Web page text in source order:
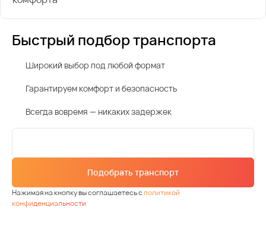
Быстрый подбор транспорта
Широкий выбор под любой формат
Гарантируем комфорт и безопасность
Всегда вовремя — никаких задержек
Подобрать транспорт
Нажимая на кнопку вы соглашаетесь сполитикой
конфиденциальности